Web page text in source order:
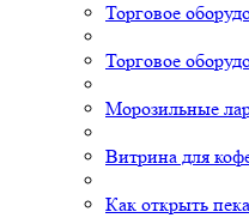
Торговое
Торговое
Морозильные
Витрина для
Как открыть